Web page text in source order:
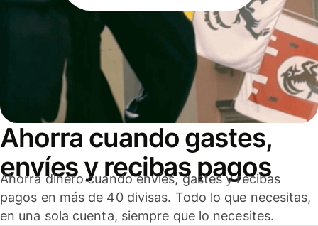
Ahorra cuando gastes,
envíes y recibas pagos
Ahorra dinero cuando envíes, gastes y recibas
pagos en más de 40 divisas. Todo lo que necesitas,
en una sola cuenta, siempre que lo necesites.